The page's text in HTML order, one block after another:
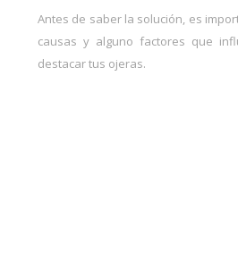
Antes de saber la solución, es
causas y alguno factores que
destacar tus ojeras.